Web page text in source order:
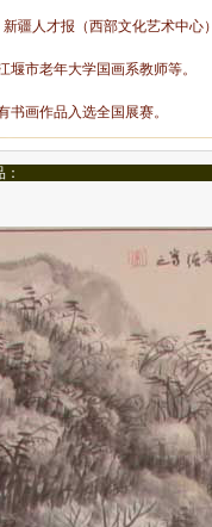
疆人才报（西部文化艺术中心
市老年大学国画系教师
作品入选全国展赛。